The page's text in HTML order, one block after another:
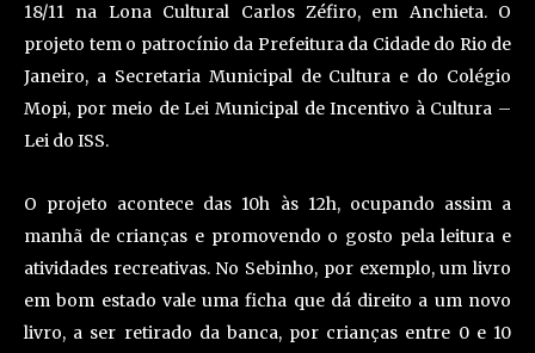
18/11 na Lona Cultural Carlos Zéfiro, em Anchieta. O
projeto tem o patrocínio da Prefeitura da Cidade do Rio de
Janeiro, a Secretaria Municipal de Cultura e do Colégio
Mopi, por meio de Lei Municipal de Incentivo à Cultura –
Lei do ISS.
O projeto acontece das 10h às 12h, ocupando assim a
manhã de crianças e promovendo o gosto pela leitura e
atividades recreativas. No Sebinho, por exemplo, um livro
em bom estado vale uma ficha que dá direito a um novo
livro, a ser retirado da banca, por crianças entre 0 e 10